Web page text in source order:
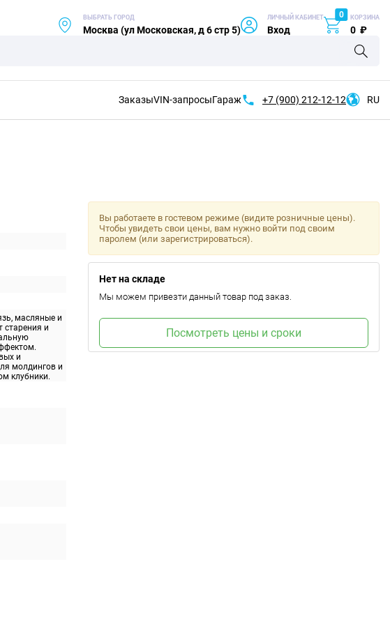
ВЫБРАТЬ ГОРОД
Москва (ул Московская, д 6 стр 5)
ЛИЧНЫЙ КАБИНЕТ
Вход
0 КОРЗИНА
0 ₽
ЗаказыVIN-запросыГараж +7 (900) 212-12-12 RU
масляные и
старения и
и
молдингов и
клубники.
Вы работаете в гостевом режиме (видите розничные цены).
Чтобы увидеть свои цены, вам нужно войти под своим
паролем (или зарегистрироваться).
Нет на складе
Мы можем привезти данный товар под заказ.
Посмотреть цены и сроки